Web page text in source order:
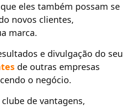
eles também possam se
novos clientes,
marca.
e divulgação do seu
de outras empresas
o negócio.
clube de vantagens,